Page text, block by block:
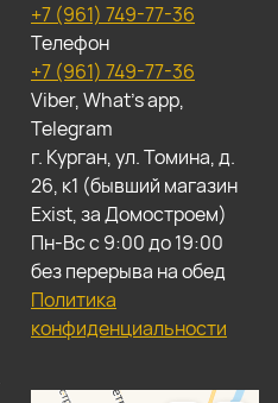
+7 (961) 749-77-36
Телефон
+7 (961) 749-77-36
Viber, What's app,
Telegram
г. Курган, ул. Томина, д.
26, к1 (бывший магазин
Exist, за Домостроем)
Пн-Вс с 9:00 до 19:00
без перерыва на обед
Политика
конфиденциальности